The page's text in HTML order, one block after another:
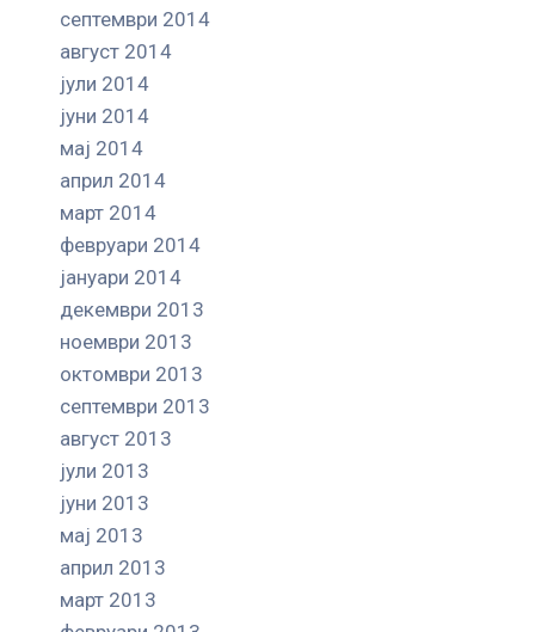
септември 2014
август 2014
јули 2014
јуни 2014
мај 2014
април 2014
март 2014
февруари 2014
јануари 2014
декември 2013
ноември 2013
октомври 2013
септември 2013
август 2013
јули 2013
јуни 2013
мај 2013
април 2013
март 2013